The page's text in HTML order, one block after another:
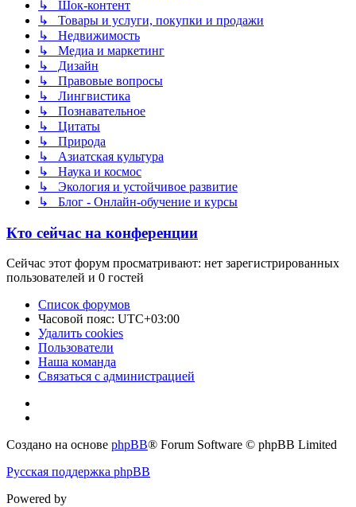
↳ Шок-контент
↳ Товары и услуги, покупки и продажи
↳ Недвижимость
↳ Медиа и маркетинг
↳ Дизайн
↳ Правовые вопросы
↳ Лингвистика
↳ Познавательное
↳ Цитаты
↳ Природа
↳ Азиатская культура
↳ Наука и космос
↳ Экология и устойчивое развитие
↳ Блог - Онлайн-обучение и курсы
Кто сейчас на конференции
Сейчас этот форум просматривают: нет зарегистрированных
пользователей и 0 гостей
Список форумов
Часовой пояс: UTC+03:00
Удалить cookies
Пользователи
Наша команда
Связаться с администрацией
Создано на основе phpBB® Forum Software © phpBB Limited
Русская поддержка phpBB
Powered by